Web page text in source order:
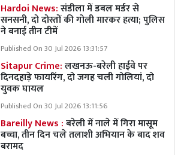
Hardoi News:संडीला में डबल मर्डर से
सनसनी, दो दोस्तों की गोली मारकर हत्या; पुलिस
ने बनाई तीन टीमें
Published On 30 Jul 2026 13:31:57
Sitapur Crime:लखनऊ-बरेली हाईवे पर
दिनदहाड़े फायरिंग, दो जगह चली गोलियां, दो
युवक घायल
Published On 30 Jul 2026 13:11:56
Bareilly News :बरेली में नाले में गिरा मासूम
बच्चा, तीन दिन चले तलाशी अभियान के बाद शव
बरामद